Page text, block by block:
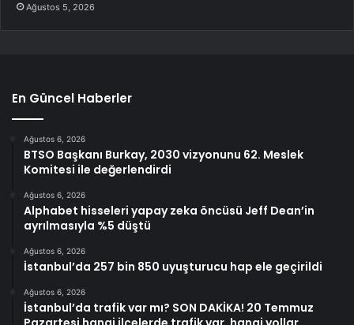
Ağustos 5, 2026
En Güncel Haberler
Ağustos 6, 2026
BTSO Başkanı Burkay, 2030 vizyonunu 62. Meslek
Komitesi ile değerlendirdi
Ağustos 6, 2026
Alphabet hisseleri yapay zeka öncüsü Jeff Dean’in
ayrılmasıyla %5 düştü
Ağustos 6, 2026
İstanbul’da 257 bin 850 uyuşturucu hap ele geçirildi
Ağustos 6, 2026
İstanbul’da trafik var mı? SON DAKİKA! 20 Temmuz